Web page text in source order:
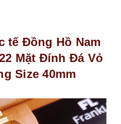
tế Đồng Hồ Nam
Mặt Đính Đá Vỏ
Size 40mm